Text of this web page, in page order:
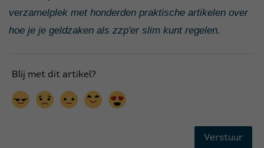
verzamelplek met honderden praktische artikelen over
hoe je je geldzaken als zzp'er slim kunt regelen.